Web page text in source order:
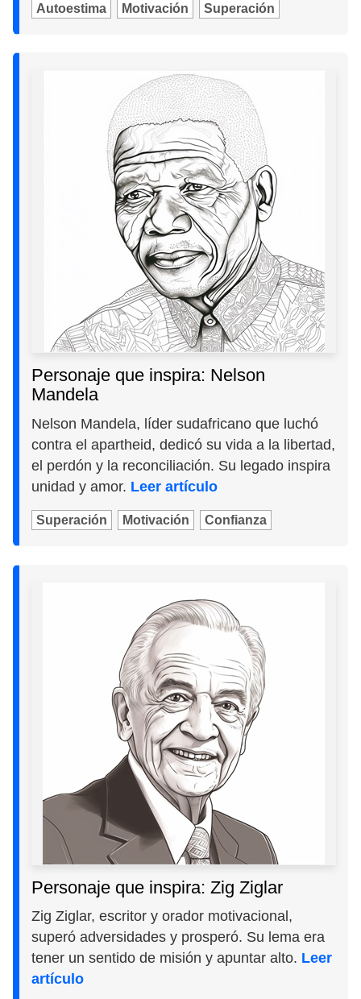
Autoestima Motivación Superación
Personaje que inspira: Nelson
Mandela
Nelson Mandela, líder sudafricano que luchó
contra el apartheid, dedicó su vida a la libertad,
el perdón y la reconciliación. Su legado inspira
unidad y amor. Leer artículo
Superación Motivación Confianza
Personaje que inspira: Zig Ziglar
Zig Ziglar, escritor y orador motivacional,
superó adversidades y prosperó. Su lema era
tener un sentido de misión y apuntar alto. Leer
artículo